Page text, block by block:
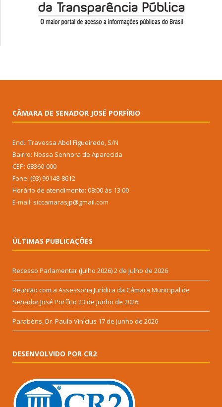
CÂMARA DE SENADOR JOSÉ PORFÍRIO
End.: Travessa Abel Figueiredo, S/N
Bairro: Nossa Senhora de Aparecida
CEP: 68360-000
Fone: (93) 99148-8612
Horário de atendimento: 08:00 às 13:00
E-mail: siccamarasjp@gmail.com
ÚLTIMAS PUBLICAÇÕES
Recesso Parlamentar (Julho 2026)2 de julho de 2026
Reunião com a Assessoria Jurídica da Câmara Municipal de
Senador José Porfírio 23 de junho de 2026
Parabéns, Dr. Paulo Vinícius 17 de junho de 2026
DESENVOLVIDO POR CR2